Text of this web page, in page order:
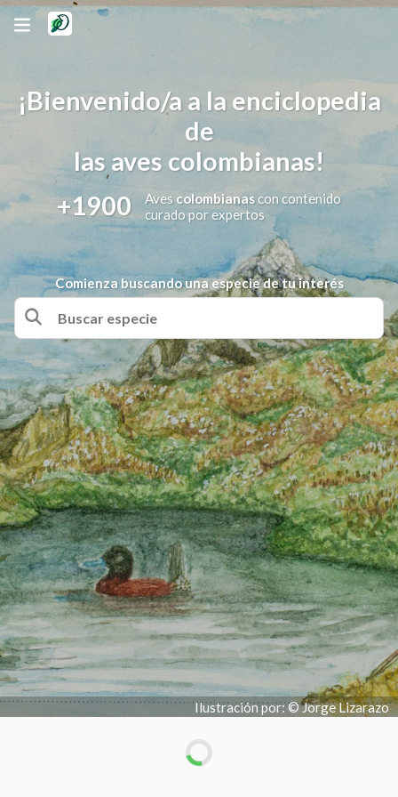
Ilustración por: © Jorge Lizarazo
¡Bienvenido/a a la enciclopedia
de
las aves colombianas!
+1900
Avescolombianascon contenido
curado por expertos
Comienza buscando una especie de tu interés